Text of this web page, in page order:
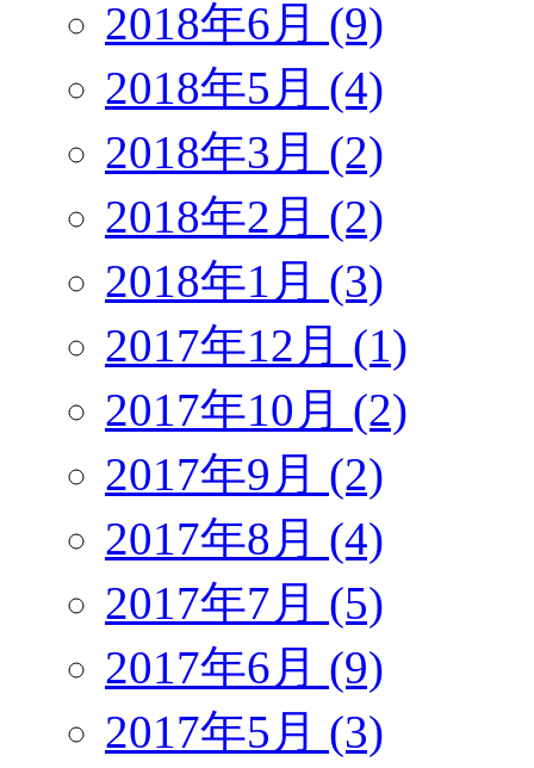
2018年6月 (9)
2018年5月 (4)
2018年3月 (2)
2018年2月 (2)
2018年1月 (3)
2017年12月 (1)
2017年10月 (2)
2017年9月 (2)
2017年8月 (4)
2017年7月 (5)
2017年6月 (9)
2017年5月 (3)